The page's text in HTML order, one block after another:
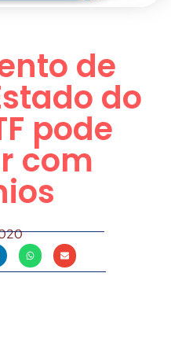
de
do
pode
com